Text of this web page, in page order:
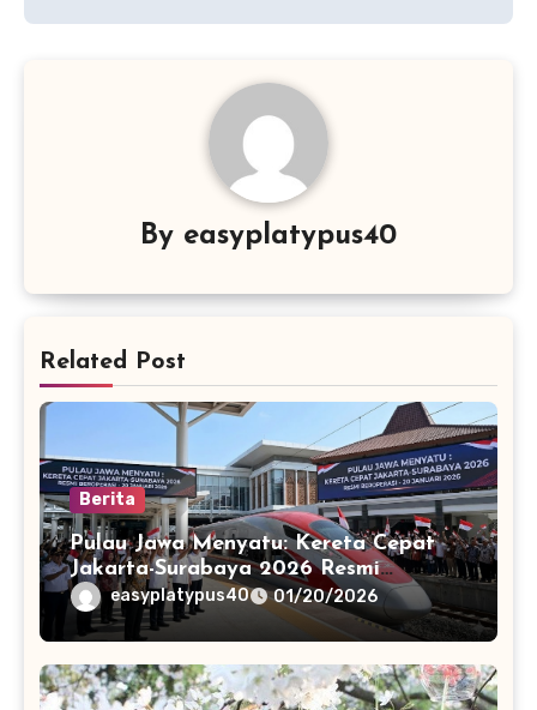
By easyplatypus40
Related Post
Berita
Pulau Jawa Menyatu: Kereta Cepat
Jakarta-Surabaya 2026 Resmi
Beroperasi
easyplatypus40 01/20/2026